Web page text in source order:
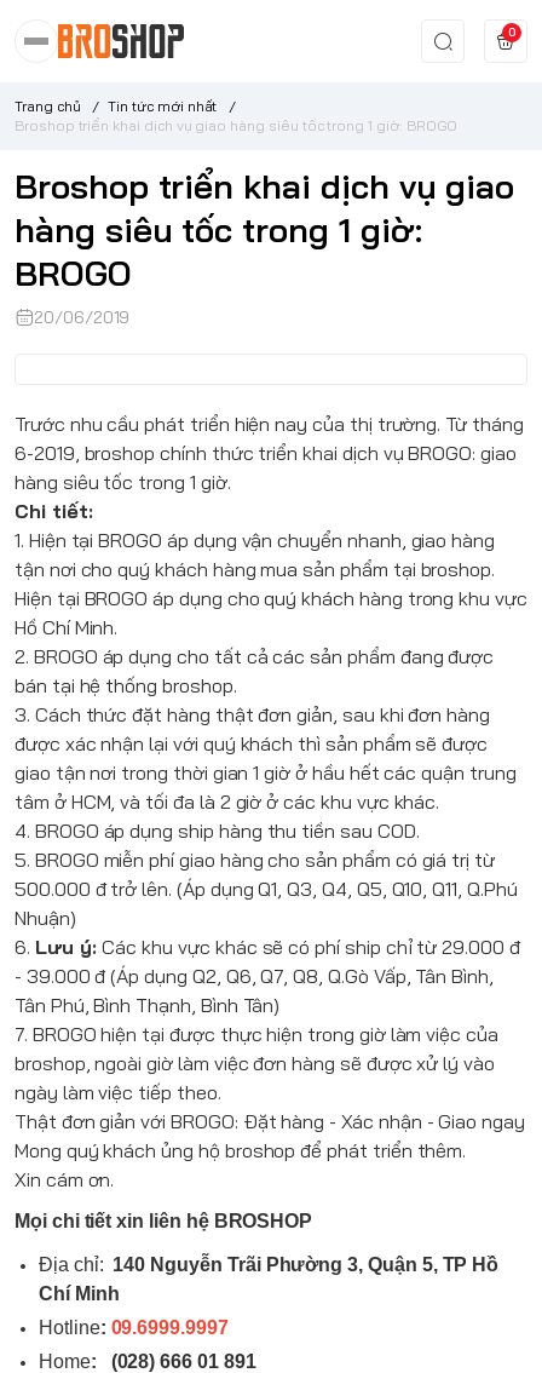
0
Trang chủ / Tin tức mới nhất
/
Broshop triển khai dịch vụ giao hàng siêu tốc trong 1 giờ: BROGO
Broshop triển khai dịch vụ giao
hàng siêu tốc trong 1 giờ:
BROGO
20/06/2019
Trước nhu cầu phát triển hiện nay của thị trường. Từ tháng
6-2019, broshop chính thức triển khai dịch vụBROGO: giao
hàng siêu tốc trong 1 giờ.
Chi tiết:
1. Hiện tạiBROGO áp dụng vận chuyển nhanh, giao hàng
tận nơi cho quý khách hàng mua sản phẩm tại broshop.
Hiện tại BROGOáp dụng cho quý khách hàng trong khu vực
Hồ Chí Minh.
2. BROGO áp dụng cho tất cả các sản phẩm đang được
bán tại hệ thống broshop.
3. Cách thức đặt hàng thật đơn giản, sau khi đơn hàng
được xác nhận lại với quý khách thì sản phẩm sẽ được
giao tận nơi trong thời gian 1 giờ ở hầu hết các quận trung
tâm ở HCM, và tối đa là 2 giờ ở các khu vực khác.
4. BROGO áp dụng ship hàng thu tiền sau COD.
5. BROGO miễn phí giao hàng cho sản phẩm có giá trị từ
500.000 đ trở lên. (Áp dụng Q1, Q3, Q4, Q5, Q10, Q11, Q.Phú
Nhuận)
6. Lưu ý:Các khu vực khác sẽ có phí ship chỉ từ 29.000 đ
- 39.000 đ (Áp dụng Q2, Q6, Q7, Q8, Q.Gò Vấp, Tân Bình,
Tân Phú, Bình Thạnh, Bình Tân)
7. BROGO hiện tại được thực hiện trong giờ làm việc của
broshop, ngoài giờ làm việc đơn hàng sẽ được xử lý vào
ngày làm việc tiếp theo.
Thật đơn giản với BROGO: Đặt hàng - Xác nhận - Giao ngay
Mong quý khách ủng hộ broshop để phát triển thêm.
Xin cám ơn.
Mọi chi tiết xin liên hệ BROSHOP
Địa chỉ: 140 Nguyễn Trãi Phường 3, Quận 5, TP Hồ
Chí Minh
Hotline: 09.6999.9997
Home:
(028) 666 01 891